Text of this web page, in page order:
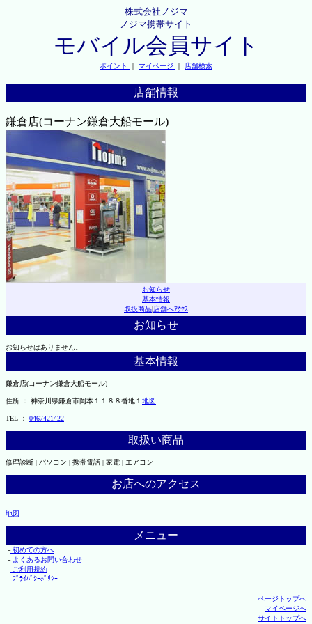
株式会社ノジマ
ノジマ携帯サイト
モバイル会員サイト
ポイント ｜ マイページ ｜ 店舗検索
店舗情報
鎌倉店(コーナン鎌倉大船モール)
お知らせ
基本情報
取扱商品|店舗へｱｸｾｽ
お知らせ
お知らせはありません。
基本情報
鎌倉店(コーナン鎌倉大船モール)
住所 ： 神奈川県鎌倉市岡本１１８８番地１ 地図
TEL ： 0467421422
取扱い商品
修理診断 | パソコン | 携帯電話 | 家電 | エアコン
お店へのアクセス
地図
メニュー
├初めての方へ
├ よくあるお問い合わせ
├ご利用規約
└ﾌﾟﾗｲﾊﾞｼｰﾎﾟﾘｼｰ
ページトップへ
マイページへ
サイトトップへ